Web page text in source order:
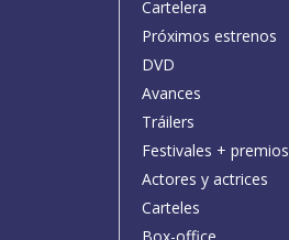
Cartelera
Próximos estrenos
DVD
Avances
Tráilers
Festivales + premios
Actores y actrices
Carteles